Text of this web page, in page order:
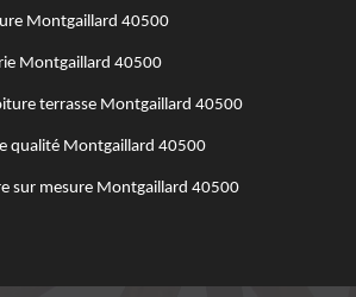
Montgaillard 40500
Montgaillard 40500
terrasse Montgaillard 40500
qualité Montgaillard 40500
sur mesure Montgaillard 40500